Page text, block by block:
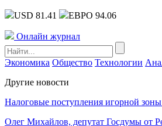
USD 81.41 ЕВРО 94.06
Онлайн журнал
Экономика Общество Технологии
Другие новости
Налоговые поступления игорной
Олег Михайлов, депутат Госдумы от